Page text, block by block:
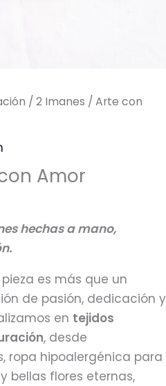
/ 2 Imanes / Arte con
Amor
hechas a mano,
es más que un
de pasión, dedicación y
en tejidos
, desde
ropa hipoalergénica para
bellas flores eternas,